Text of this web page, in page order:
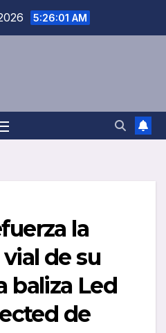
5:26:02 AM
la
de su
baliza Led
de